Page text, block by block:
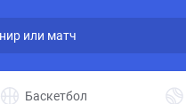
Баскетбол